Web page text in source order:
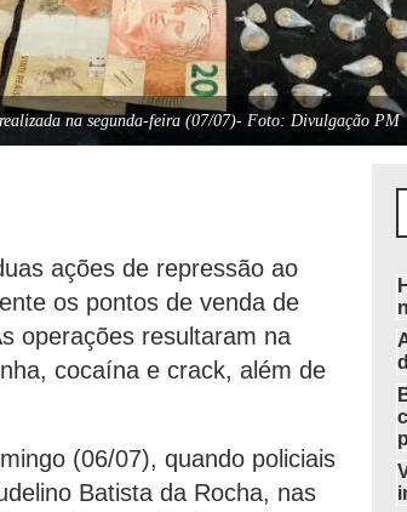
na segunda-feira (07/07)- Foto: Divulgação PM
ações de repressão ao
os pontos de venda de
operações resultaram na
cocaína e crack, além de
(06/07), quando policiais
Batista da Rocha, nas